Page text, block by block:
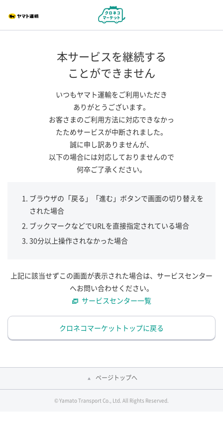
本サービスを継続する
ことができません
いつもヤマト運輸をご利用いただき
ありがとうございます。
お客さまのご利用方法に対応できなかっ
たためサービスが中断されました。
誠に申し訳ありませんが、
以下の場合には対応しておりませんので
何卒ご了承ください。
ブラウザの「戻る」「進む」ボタンで画面の切り替えを
された場合
ブックマークなどでURLを直接指定されている場合
30分以上操作されなかった場合
上記に該当せずこの画面が表示された場合は、サービスセンター
へお問い合わせください。
サービスセンター一覧
クロネコマーケットトップに戻る
ページトップへ
© Yamato Transport Co., Ltd. All Rights Reserved.